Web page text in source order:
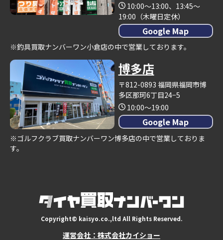
10:00～13:00、13:45～
19:00（木曜日定休）
Google Map
※釣具買取ナンバーワン小倉店の中で営業しております。
博多店
〒812-0893 福岡県福岡市博
多区那珂6丁目24−5
10:00～19:00
Google Map
※ゴルフクラブ買取ナンバーワン博多店の中で営業しておりま
す。
Copyright© kaisyo.co.,ltd All Rights Reserved.
運営会社：株式会社カイショー